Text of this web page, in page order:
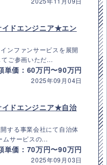
イドエンジニア★エン
ンファンサービスを展開
ご参画いただ...
単価：60万円〜90万円
2025年09月04日
イドエンジニア★自治
する事業会社にて自治体
ムサービスの...
単価：70万円〜90万円
2025年09月03日